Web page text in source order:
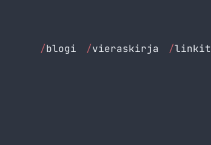
/blogi /vieraskirja /linkit